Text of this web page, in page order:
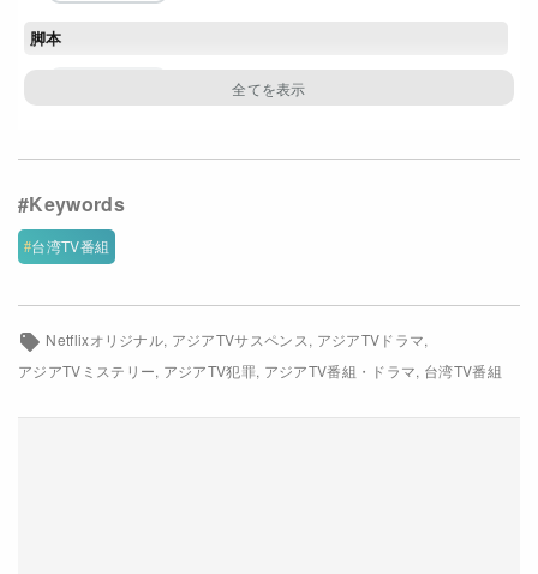
脚本
ワン・ポーチエ
ネットワーク
Netflix
台湾TV番組
Netflixオリジナル アジアTVサスペンス アジアTVドラマ
アジアTVミステリー アジアTV犯罪 アジアTV番組・ドラマ 台湾TV番組